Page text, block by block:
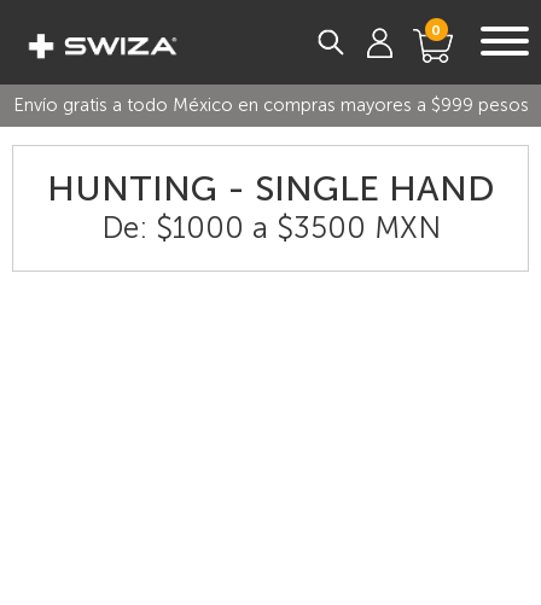
0
Envío gratis a todo México en compras mayores a $999 pesos
HUNTING - SINGLE HAND
De: $1000 a $3500 MXN